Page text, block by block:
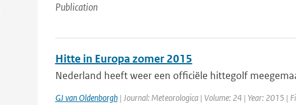
Publication
Hitte in Europa zomer 2015
Nederland heeft weer een officiële hittegolf
GJ van Oldenborgh| Journal: Meteorologica | Volume: 24 | Year: 2015 |